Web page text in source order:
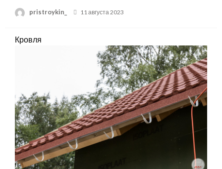
pristroykin_
Posted
11 августа 2023
Кровля